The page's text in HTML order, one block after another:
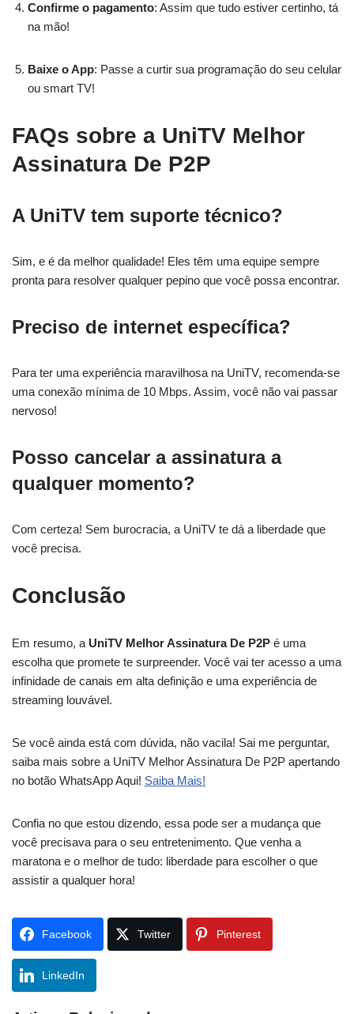
Confirme o pagamento: Assim que tudo estiver certinho, tá
na mão!
Baixe o App: Passe a curtir sua programação do seu celular
ou smart TV!
FAQs sobre a UniTV Melhor
Assinatura De P2P
A UniTV tem suporte técnico?
Sim, e é da melhor qualidade! Eles têm uma equipe sempre
pronta para resolver qualquer pepino que você possa encontrar.
Preciso de internet específica?
Para ter uma experiência maravilhosa na UniTV, recomenda-se
uma conexão mínima de 10 Mbps. Assim, você não vai passar
nervoso!
Posso cancelar a assinatura a
qualquer momento?
Com certeza! Sem burocracia, a UniTV te dá a liberdade que
você precisa.
Conclusão
Em resumo, a UniTV Melhor Assinatura De P2P é uma
escolha que promete te surpreender. Você vai ter acesso a uma
infinidade de canais em alta definição e uma experiência de
streaming louvável.
Se você ainda está com dúvida, não vacila! Sai me perguntar,
saiba mais sobre a UniTV Melhor Assinatura De P2P apertando
no botão WhatsApp Aqui! Saiba Mais!
Confia no que estou dizendo, essa pode ser a mudança que
você precisava para o seu entretenimento. Que venha a
maratona e o melhor de tudo: liberdade para escolher o que
assistir a qualquer hora!
Facebook Twitter Pinterest
LinkedIn